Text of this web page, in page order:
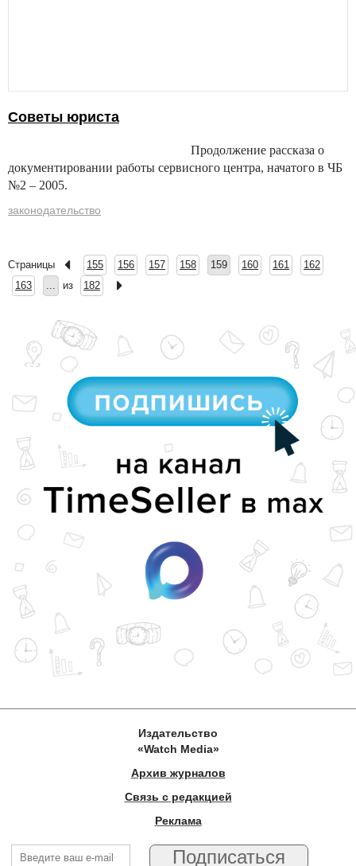
Cоветы юриста
Продолжение рассказа о
документировании работы сервисного центра, начатого в ЧБ
№2 – 2005.
законодательство
Страницы 155 156 157 158 159 160 161
162
163
... из 182
Издательство
«Watch Media»
Архив журналов
Связь с редакцией
Реклама